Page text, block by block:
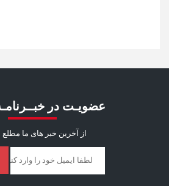
عضویـت در
از آخرین خبر ‌های ما مطلع